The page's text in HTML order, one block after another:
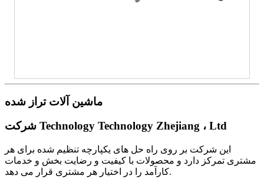
ماشین آلات تراز شده
شرکت Technology Technology Zhejiang ، Ltd
این شرکت بر روی راه حل های یکپارچه تنظیم شده برای هر
مشتری تمرکز دارد و محصولات با کیفیت و رضایت بخش و خدمات
کارآمد را در اختیار هر مشتری قرار می دهد.